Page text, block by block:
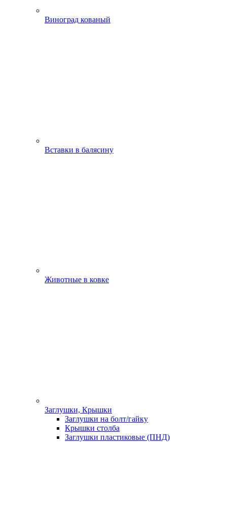
Виноград кованый
Вставки в балясину
Животные в ковке
Заглушки, Крышки
Заглушки на болт/гайку
Крышки столба
Заглушки пластиковые (ПНД)